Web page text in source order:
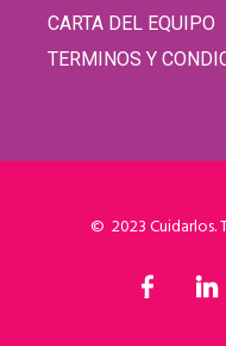
CARTA DEL EQUIPO
TERMINOS Y
© 2023 Cuidarlos.